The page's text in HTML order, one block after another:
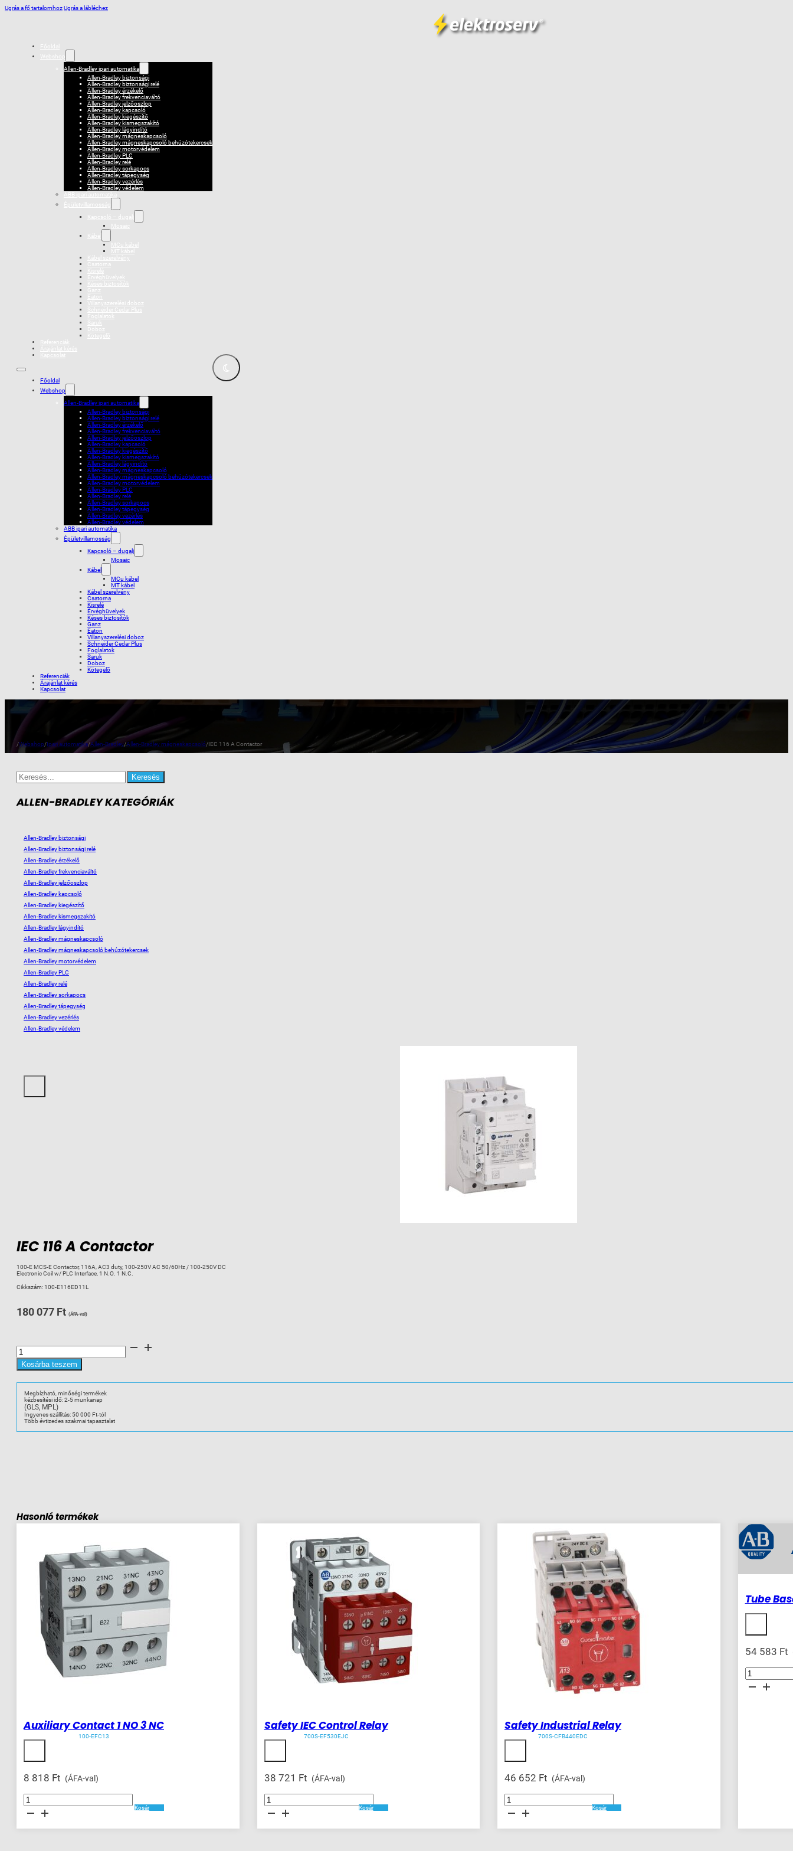
Ugrás a fő tartalomhozUgrás a lábléchez
Főoldal
Webshop
Allen-Bradley ipari automatika
Allen-Bradley biztonsági
Allen-Bradley biztonsági relé
Allen-Bradley érzékelő
Allen-Bradley frekvenciaváltó
Allen-Bradley jelzőoszlop
Allen-Bradley kapcsoló
Allen-Bradley kiegészítő
Allen-Bradley kismegszakító
Allen-Bradley lágyindító
Allen-Bradley mágneskapcsoló
Allen-Bradley mágneskapcsoló behúzótekercsek
Allen-Bradley motorvédelem
Allen-Bradley PLC
Allen-Bradley relé
Allen-Bradley sorkapocs
Allen-Bradley tápegység
Allen-Bradley vezérlés
Allen-Bradley védelem
ABB ipari automatika
Épületvillamosság
Kapcsoló – dugalj
Mosaic
Kábel
MCu kábel
MT kábel
Kábel szerelvény
Csatorna
Kisrelé
Érvéghüvelyek
Késes biztosítók
Ganz
Eaton
Villanyszerelési doboz
Schneider Cedar Plus
Foglalatok
Saruk
Doboz
Kötegelõ
Referenciák
Árajánlat kérés
Kapcsolat
Főoldal
Webshop
Allen-Bradley ipari automatika
Allen-Bradley biztonsági
Allen-Bradley biztonsági relé
Allen-Bradley érzékelő
Allen-Bradley frekvenciaváltó
Allen-Bradley jelzőoszlop
Allen-Bradley kapcsoló
Allen-Bradley kiegészítő
Allen-Bradley kismegszakító
Allen-Bradley lágyindító
Allen-Bradley mágneskapcsoló
Allen-Bradley mágneskapcsoló behúzótekercsek
Allen-Bradley motorvédelem
Allen-Bradley PLC
Allen-Bradley relé
Allen-Bradley sorkapocs
Allen-Bradley tápegység
Allen-Bradley vezérlés
Allen-Bradley védelem
ABB ipari automatika
Épületvillamosság
Kapcsoló – dugalj
Mosaic
Kábel
MCu kábel
MT kábel
Kábel szerelvény
Csatorna
Kisrelé
Érvéghüvelyek
Késes biztosítók
Ganz
Eaton
Villanyszerelési doboz
Schneider Cedar Plus
Foglalatok
Saruk
Doboz
Kötegelõ
Referenciák
Árajánlat kérés
Kapcsolat
/Webshop/Ipari automatika/Allen-Bradley/Allen-Bradley mágneskapcsoló/IEC 116 A Contactor
Search
for:
ALLEN-BRADLEY KATEGÓRIÁK
Allen-Bradley biztonsági
Allen-Bradley biztonsági relé
Allen-Bradley érzékelő
Allen-Bradley frekvenciaváltó
Allen-Bradley jelzőoszlop
Allen-Bradley kapcsoló
Allen-Bradley kiegészítő
Allen-Bradley kismegszakító
Allen-Bradley lágyindító
Allen-Bradley mágneskapcsoló
Allen-Bradley mágneskapcsoló behúzótekercsek
Allen-Bradley motorvédelem
Allen-Bradley PLC
Allen-Bradley relé
Allen-Bradley sorkapocs
Allen-Bradley tápegység
Allen-Bradley vezérlés
Allen-Bradley védelem
IEC 116 A Contactor
100-E MCS-E Contactor, 116A, AC3 duty, 100-250V AC 50/60Hz / 100-250V DC
Electronic Coil w/ PLC Interface, 1 N.O. 1 N.C.
Cikkszám:100-E116ED11L
180 077 Ft (ÁFA-val)
116
A
Contactor
mennyiség
Kosárba teszem
Megbízható, minőségi termékek
kézbesítési idő: 2-5 munkanap
(GLS, MPL)
Ingyenes szállítás: 50 000 Ft-tól
Több évtizedes szakmai tapasztalat
Hasonló termékek
Auxiliary Contact 1 NO 3 NC
100-EFC13
8 818 Ft (ÁFA-val)
Auxiliary
Contact
NO
NC
Kosár
Safety IEC Control Relay
700S-EF530EJC
38 721 Ft (ÁFA-val)
Safety
IEC
Relay
Kosár
Safety Industrial Relay
700S-CFB440EDC
46 652 Ft (ÁFA-val)
Safety
Industrial
mennyiség
Kosár
Tube
54 583 Ft
Tube
Base
Timing